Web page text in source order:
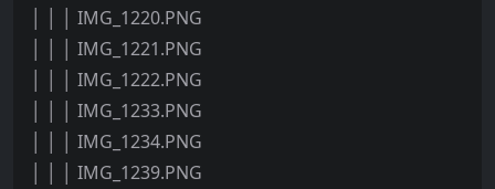
│ │ │ IMG_1220.PNG
│ │ │ IMG_1221.PNG
│ │ │ IMG_1222.PNG
│ │ │ IMG_1233.PNG
│ │ │ IMG_1234.PNG
│ │ │ IMG_1239.PNG